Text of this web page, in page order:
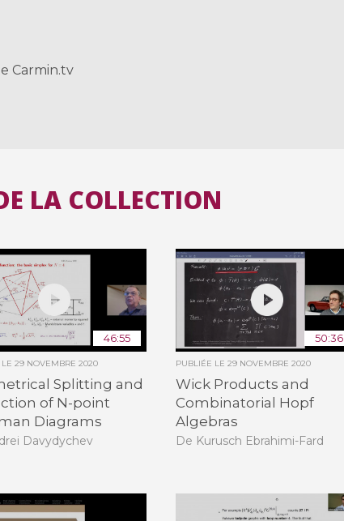
Carmin.tv
LA COLLECTION
46:55
LE29 NOVEMBRE 2020
Splitting and
of N-point
Diagrams
Davydychev
50:36
PUBLIÉE LE 29 NOVEMBRE 2020
Wick Products and
Combinatorial Hopf
Algebras
De Kurusch Ebrahimi-Fard